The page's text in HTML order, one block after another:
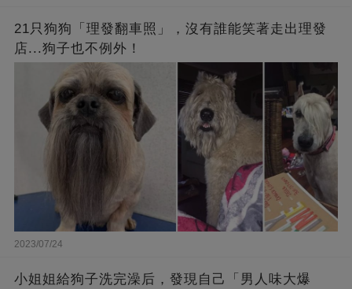
21只狗狗「理發翻車照」，沒有誰能笑著走出理發
店...狗子也不例外！
2023/07/24
小姐姐給狗子洗完澡后，發現自己「男人味大爆